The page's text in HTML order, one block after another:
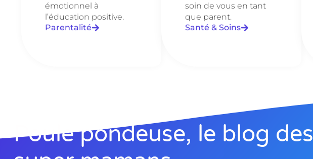
émotionnel à
l’éducation positive.
Parentalité
soin de vous en tant
que parent.
Santé & Soins
Poule pondeuse, le blog des